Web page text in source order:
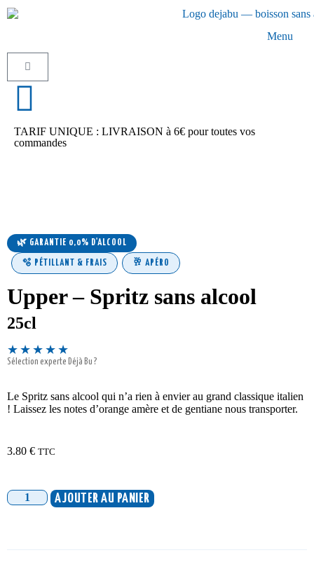
Menu
TARIF UNIQUE : LIVRAISON à 6€ pour toutes vos
commandes
🌿 GARANTIE 0,0% D'ALCOOL
🫧 PÉTILLANT & FRAIS 🥂 APÉRO
Upper – Spritz sans alcool
25cl
★★★★★
Sélection experte Déjà Bu ?
Le Spritz sans alcool qui n’a rien à envier au grand classique italien
! Laissez les notes d’orange amère et de gentiane nous transporter.
3.80 € TTC
AJOUTER AU PANIER